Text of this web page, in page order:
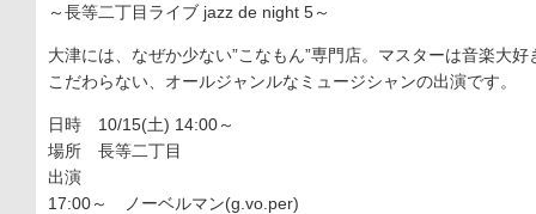
～長等二丁目ライブ jazz de night 5～
大津には、なぜか少ない”こなもん”専門店。マスターは音楽大
こだわらない、オールジャンルなミュージシャンの出演です。
日時 10/15(土) 14:00～
場所 長等二丁目
出演
17:00～ ノーベルマン(g.vo.per)